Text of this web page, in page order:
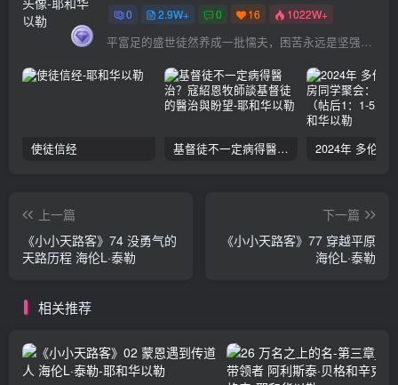
0 2.9W+ 0 16 1022W+
平富足的盛世徒然养成一批懦夫，困苦永远是坚强之母
使徒信经 基督徒不一定病得醫治？寇紹恩牧師談基督徒的醫治與盼望
上一篇
《小小天路客》74 没勇气的
天路历程 海伦L·泰勒
下一篇
《小小天路客》77 穿越平原
海伦L·泰勒
相关推荐